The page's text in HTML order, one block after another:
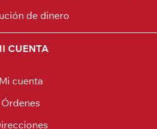
de dinero
CUENTA
Mi cuenta
Órdenes